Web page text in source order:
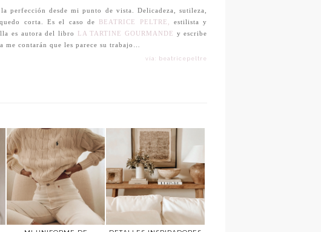
perfección desde mi punto de vista. Delicadeza, sutileza,
corta. Es el caso de
BEATRICE PELTRE,
estilista y
es autora del libro
LA TARTINE GOURMANDE
y escribe
me contarán que les parece su trabajo…
vía: beatricepeltre